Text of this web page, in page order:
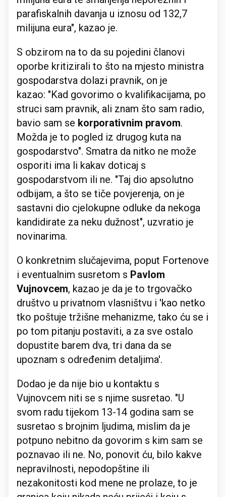
parafiskalnih davanja u iznosu od 132,7
milijuna eura", kazao je.
S obzirom na to da su pojedini članovi
oporbe kritizirali to što na mjesto ministra
gospodarstva dolazi pravnik, on je
kazao: "Kad govorimo o kvalifikacijama, po
struci sam pravnik, ali znam što sam radio,
bavio sam se korporativnim pravom.
Možda je to pogled iz drugog kuta na
gospodarstvo". Smatra da nitko ne može
osporiti ima li kakav doticaj s
gospodarstvom ili ne. "Taj dio apsolutno
odbijam, a što se tiče povjerenja, on je
sastavni dio cjelokupne odluke da nekoga
kandidirate za neku dužnost", uzvratio je
novinarima.
O konkretnim slučajevima, poput Fortenove
i eventualnim susretom s Pavlom
Vujnovcem, kazao je da je to trgovačko
društvo u privatnom vlasništvu i 'kao netko
tko poštuje tržišne mehanizme, tako ću se i
po tom pitanju postaviti, a za sve ostalo
dopustite barem dva, tri dana da se
upoznam s određenim detaljima'.
Dodao je da nije bio u kontaktu s
Vujnovcem niti se s njime susretao. "U
svom radu tijekom 13-14 godina sam se
susretao s brojnim ljudima, mislim da je
potpuno nebitno da govorim s kim sam se
poznavao ili ne. No, ponovit ću, bilo kakve
nepravilnosti, nepodopštine ili
nezakonitosti kod mene ne prolaze, to je